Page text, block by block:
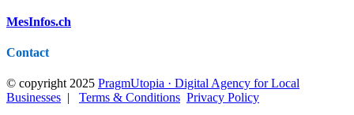
MesInfos.ch
Contact
© copyright 2025 PragmUtopia · Digital Agency for Local
Businesses | Terms & Conditions Privacy Policy